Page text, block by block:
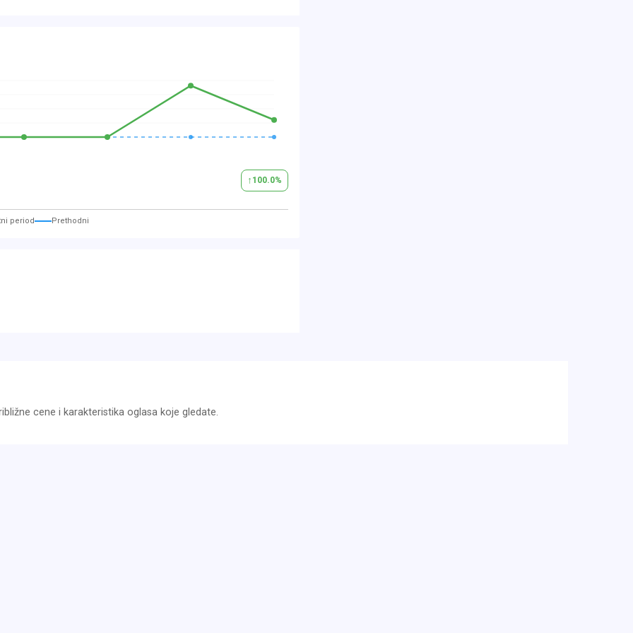
durch Autowaschanlagen) sowie Abnutzgen
↑ 100.0%
period Prethodni
cene i karakteristika oglasa koje gledate.